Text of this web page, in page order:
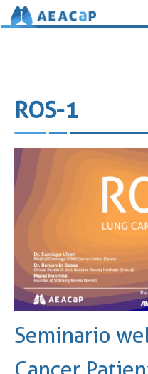
ROS-1
Seminario